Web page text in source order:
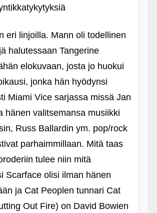
eri linjoilla. Mann oli todellinen
halutessaan Tangerine
elokuvaan, josta jo huokui
jonka hän hyödynsi
Miami Vice sarjassa missä Jan
hänen valitsemansa musiikki
Russ Ballardin ym. pop/rock
parhaimmillaan. Mitä taas
tulee niin mitä
Scarface olisi ilman hänen
ja Cat Peoplen tunnari Cat
Out Fire) on David Bowien